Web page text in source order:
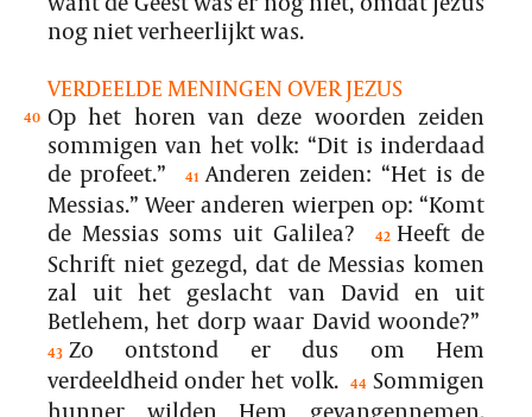
nog niet verheerlijkt was.
VERDEELDE MENINGEN OVER JEZUS
40 Op het horen van deze woorden zeiden
sommigen van het volk: “Dit is inderdaad
de profeet.”
41 Anderen zeiden: “Het is de
Messias.” Weer anderen wierpen op: “Komt
de Messias soms uit Galilea?
42 Heeft de
Schrift niet gezegd, dat de Messias komen
zal uit het geslacht van David en uit
Betlehem, het dorp waar David woonde?”
43 Zo ontstond er dus om Hem
verdeeldheid onder het volk.
44 Sommigen
hunner wilden Hem gevangennemen,